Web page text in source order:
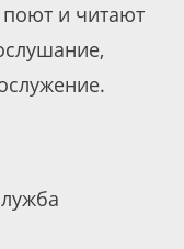
поют и читают